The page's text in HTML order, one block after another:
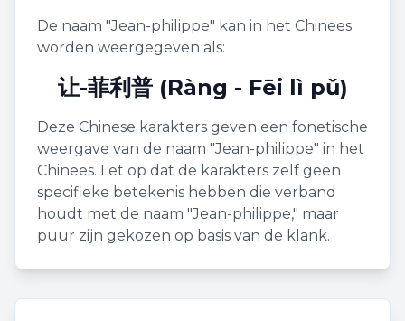
De naam "Jean-philippe" kan in het Chinees
worden weergegeven als:
让-菲利普 (Ràng - Fēi lì pǔ)
Deze Chinese karakters geven een fonetische
weergave van de naam "Jean-philippe" in het
Chinees. Let op dat de karakters zelf geen
specifieke betekenis hebben die verband
houdt met de naam "Jean-philippe," maar
puur zijn gekozen op basis van de klank.